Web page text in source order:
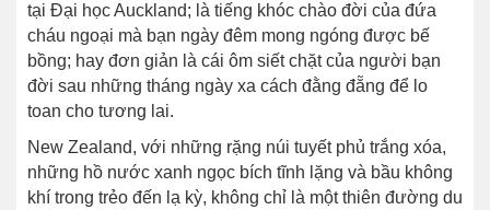
tại Đại học Auckland; là tiếng khóc chào đời của đứa
cháu ngoại mà bạn ngày đêm mong ngóng được bế
bồng; hay đơn giản là cái ôm siết chặt của người bạn
đời sau những tháng ngày xa cách đằng đẵng để lo
toan cho tương lai.
New Zealand, với những rặng núi tuyết phủ trắng xóa,
những hồ nước xanh ngọc bích tĩnh lặng và bầu không
khí trong trẻo đến lạ kỳ, không chỉ là một thiên đường du